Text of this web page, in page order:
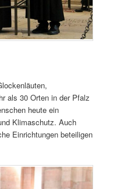
als 30 Orten in der Pfalz
heute ein
Klimaschutz. Auch
Einrichtungen beteiligen